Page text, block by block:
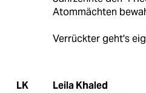
Atommächten
Verrückter geht's
LK Leila Khaled